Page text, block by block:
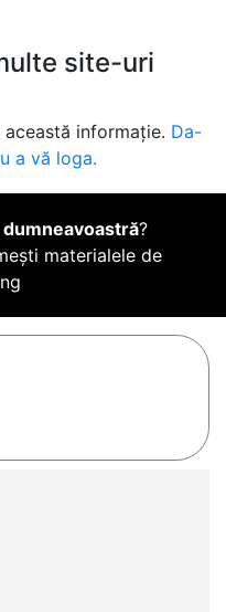
site-uri
informație. Da-
a vă loga.
?
materialele de